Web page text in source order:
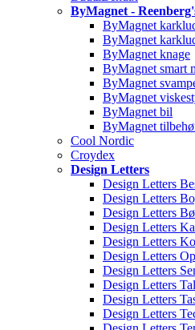
ByMagnet -
ByMagnet
ByMagnet
ByMagnet knage
ByMagnet smart
ByMagnet
ByMagnet
ByMagnet bil
ByMagnet
Cool Nordic
Croydex
Design Letters
Design Letters
Design Letters
Design Letters
Design Letters
Design Letters
Design Letters
Design Letters
Design Letters
Design Letters
Design Letters